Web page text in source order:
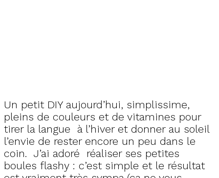
Un petit DIY aujourd’hui, simplissime,
pleins de couleurs et de vitamines pour
tirer la langue à l’hiver et donner au soleil
l’envie de rester encore un peu dans le
coin. J’ai adoré réaliser ses petites
boules flashy : c’est simple et le résultat